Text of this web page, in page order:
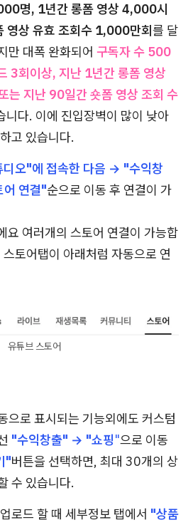
명, 1년간 롱폼 영상 4,000시
영상 유효 조회수 1,000만회를 달
만 대폭 완화되어 구독자 수 500
3회이상, 지난 1년간 롱폼 영상
는 지난 90일간 숏폼 영상 조회 수
니다. 이에 진입장벽이 많이 낮아
고 있습니다.
디오"에 접속한 다음 → "수익창
연결"순으로 이동 후 연결이 가
요 여러개의 스토어 연결이 가능합
토어탭이 아래처럼 자동으로 연
유튜브 스토어
으로 표시되는 기능외에도 커스텀
"수익창출" → "쇼핑"으로 이동
"버튼을 선택하면, 최대 30개의 상
수 있습니다.
로드 할 때 세부정보 탭에서 "상품